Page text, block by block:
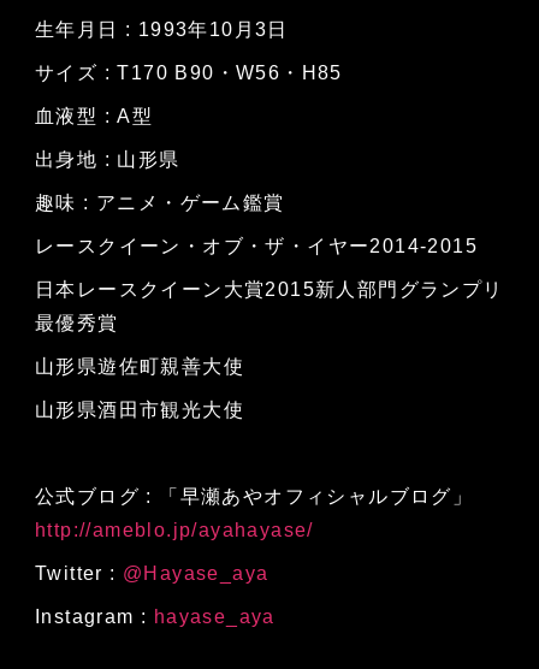
生年月日 : 1993年10月3日
サイズ : T170 B90・W56・H85
血液型 : A型
出身地 : 山形県
趣味 : アニメ・ゲーム鑑賞
レースクイーン・オブ・ザ・イヤー2014-2015
日本レースクイーン大賞2015新人部門グランプリ
最優秀賞
山形県遊佐町親善大使
山形県酒田市観光大使
公式ブログ : 「早瀬あやオフィシャルブログ」
http://ameblo.jp/ayahayase/
Twitter : @Hayase_aya
Instagram : hayase_aya